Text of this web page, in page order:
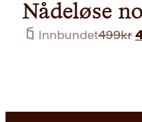
Nådeløse
Innbundet499kr